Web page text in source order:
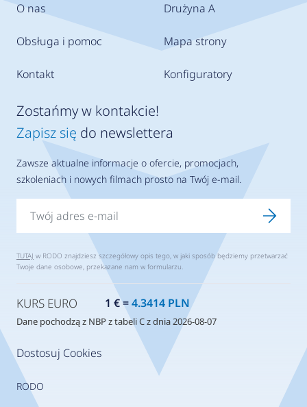
O nas
Obsługa i pomoc
Kontakt
Drużyna A
Mapa strony
Konfiguratory
Dostosuj Cookies
RODO
Zostańmy w kontakcie!
Zapisz się do newslettera
Zawsze aktualne informacje o ofercie, promocjach,
szkoleniach i nowych filmach prosto na Twój e-mail.
TUTAJ w RODO znajdziesz szczegółowy opis tego, w jaki sposób będziemy przetwarzać
Twoje dane osobowe, przekazane nam w formularzu.
KURS EURO 1 € =4.3414 PLN
Dane pochodzą z NBP z tabeli C z dnia 2026-08-07